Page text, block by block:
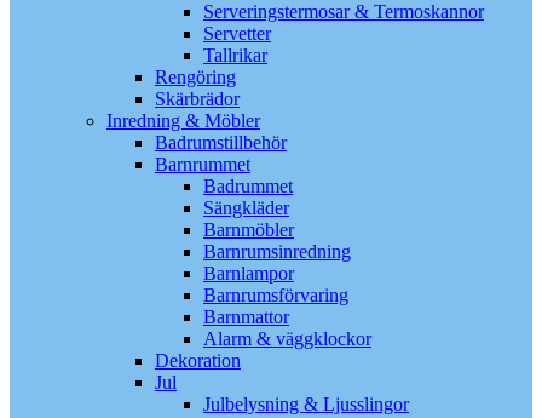
Serveringstermosar & Termoskannor
Servetter
Tallrikar
Rengöring
Skärbrädor
Inredning & Möbler
Badrumstillbehör
Barnrummet
Badrummet
Sängkläder
Barnmöbler
Barnrumsinredning
Barnlampor
Barnrumsförvaring
Barnmattor
Alarm & väggklockor
Dekoration
Jul
Julbelysning & Ljusslingor